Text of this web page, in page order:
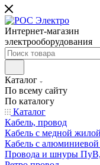
Интернет-магазин
электрооборудования
Каталог
По всему сайту
По каталогу
Каталог
Кабель, провод
Кабель с медной
Кабель с
Провода и шнуры